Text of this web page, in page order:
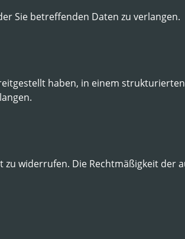
Sie betreffenden Daten zu verlangen.
haben, in einem
zu widerrufen. Die Rechtmäßigkeit der